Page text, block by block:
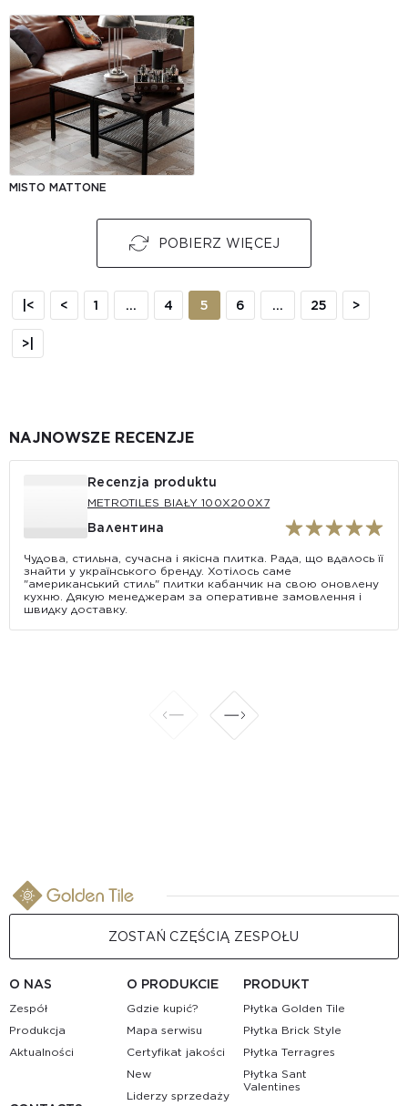
MISTO MATTONE
POBIERZ WIĘCEJ
|< < 1 ... 4 5 6 ... 25 >
>|
NAJNOWSZE RECENZJE
Recenzja produktu
METROTILES BIAŁY 100X200X7
Валентина
Чудова, стильна, сучасна і якісна плитка. Рада, що вдалось її
знайти у українського бренду. Хотілось саме
"американський стиль" плитки кабанчик на свою оновлену
кухню. Дякую менеджерам за оперативне замовлення і
швидку доставку.
ZOSTAŃ CZĘŚCIĄ ZESPOŁU
O NAS
Zespół
Produkcja
Aktualności
O PRODUKCIE
Gdzie kupić?
Mapa serwisu
Certyfikat jakości
New
Liderzy sprzedaży
PRODUKT
Płytka Golden Tile
Płytka Brick Style
Płytka Terragres
Płytka Sant
Valentines